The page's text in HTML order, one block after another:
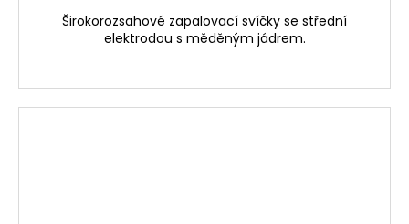
Širokorozsahové zapalovací svíčky se střední
elektrodou s měděným jádrem.